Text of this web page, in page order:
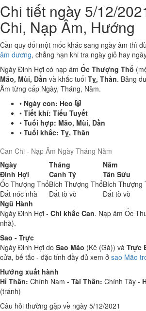
Chi tiết ngày 5/12/
Chi, Nạp Âm, Hướng
Cần quy đổi một mốc khác sang ngày âm thì
âm dương, chẳng hạn khi tra ngày giỗ hay
Ngày Đinh Hợi có nạp âm Ốc Thượng Thổ
Mão, Mùi, Dần và khắc tuổi Tỵ, Thân. Bảng
Âm từng cấp Ngày, Tháng, Năm.
• Ngày con: Heo 🐷
• Tiết khí: Tiểu Tuyết
• Tuổi hợp: Mão, Mùi, Dần
• Tuổi khắc: Tỵ, Thân
Can Chi - Nạp Âm Ngày Tháng Năm
Ngày
Tháng
Năm
Đinh Hợi
Canh Tý
Tân Sửu
Ốc Thượng ThổBích Thượng ThổBích Thượng
Đất nóc nhà
Đất tò vò
Đất tò vò
Ngũ Hành
Ngày Đinh Hợi - Chi khắc Can. Nạp âm Ốc
nhà).
Sao - Trực
Ngày Đinh Hợi do Sao Mão (Kê (Gà)) và Trực
cửa, bế tắc - đặc tính đầy đủ xem ở sao Mão
Hướng xuất hành
Hỉ Thần: Chính Nam - Tài Thần: Chính Tây -
(tránh)
Câu hỏi thường gặp về ngày 5/12/2021